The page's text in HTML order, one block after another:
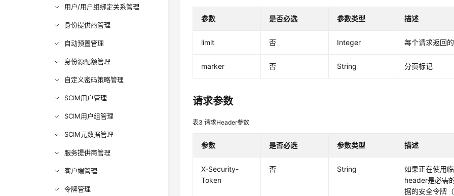
用户/用户组绑定关系管理
身份提供商管理
自动预置管理
身份源配额管理
自定义密码策略管理
SCIM用户管理
SCIM用户组管理
SCIM元数据管理
服务提供商管理
客户端管理
令牌管理
参数 是否必选 参数类型 描述
limit 否 Integer 每个请求返回
marker 否 String 分页标记
请求参数
表3请求Header参数
参数 是否必选 参数类型 描述
X-Security-
Token
否 String
如果正在使用
header是必需
据的安全令牌